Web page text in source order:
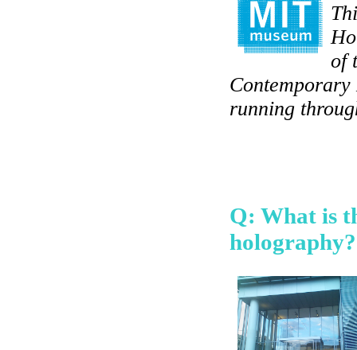
of
running
Q: What is
holography?